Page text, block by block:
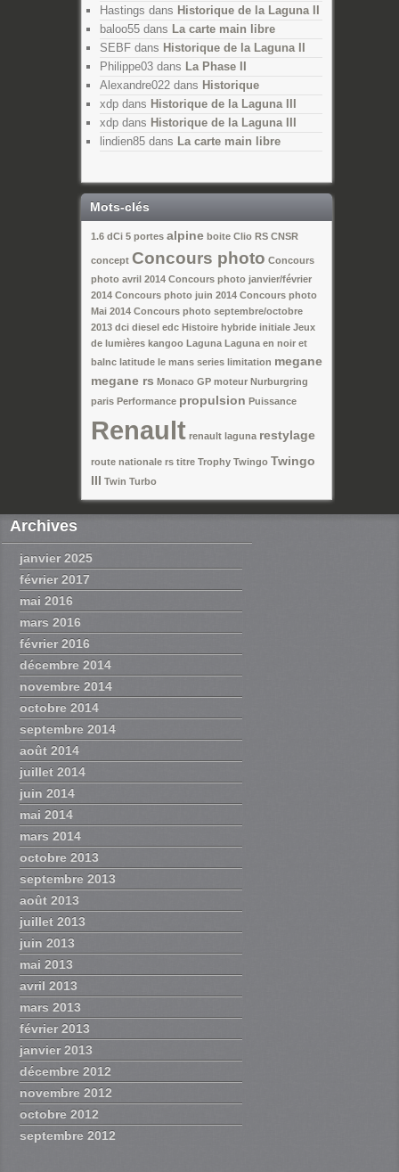
Hastings dans Historique de la Laguna II
baloo55dans La carte main libre
SEBFdans Historique de la Laguna II
Philippe03dans La Phase II
Alexandre022dans Historique
xdpdans Historique de la Laguna III
xdpdans Historique de la Laguna III
lindien85dans La carte main libre
Mots-clés
1.6 dCi 5 portes alpine boite Clio RS CNSR
concept Concours photo Concours
photo avril 2014 Concours photo janvier/février
2014 Concours photo juin 2014 Concours photo
Mai 2014 Concours photo septembre/octobre
2013 dci diesel edc Histoire hybride initiale Jeux
de lumières kangoo Laguna Laguna en noir et
balnc latitude le mans series limitation megane
megane rs Monaco GP moteur Nurburgring
paris Performance propulsion Puissance
Renault renault laguna restylage
route nationale rs titre Trophy Twingo Twingo
III Twin Turbo
Archives
janvier 2025
février 2017
mai 2016
mars 2016
février 2016
décembre 2014
novembre 2014
octobre 2014
septembre 2014
août 2014
juillet 2014
juin 2014
mai 2014
mars 2014
octobre 2013
septembre 2013
août 2013
juillet 2013
juin 2013
mai 2013
avril 2013
mars 2013
février 2013
janvier 2013
décembre 2012
novembre 2012
octobre 2012
septembre 2012